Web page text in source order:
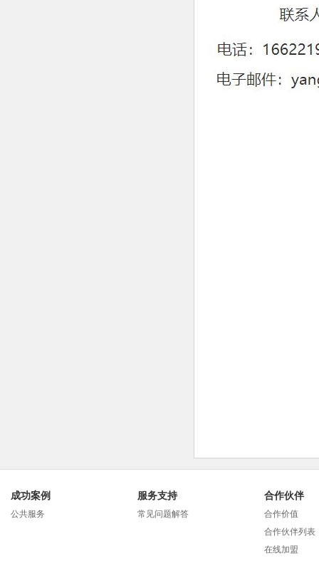
成功案例
公共服务
服务支持
常见问题解答
合作伙伴
合作价值
合作伙伴列表
在线加盟